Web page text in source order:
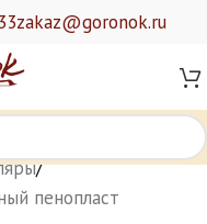
zakaz@goronok.ru
/
пенопласт